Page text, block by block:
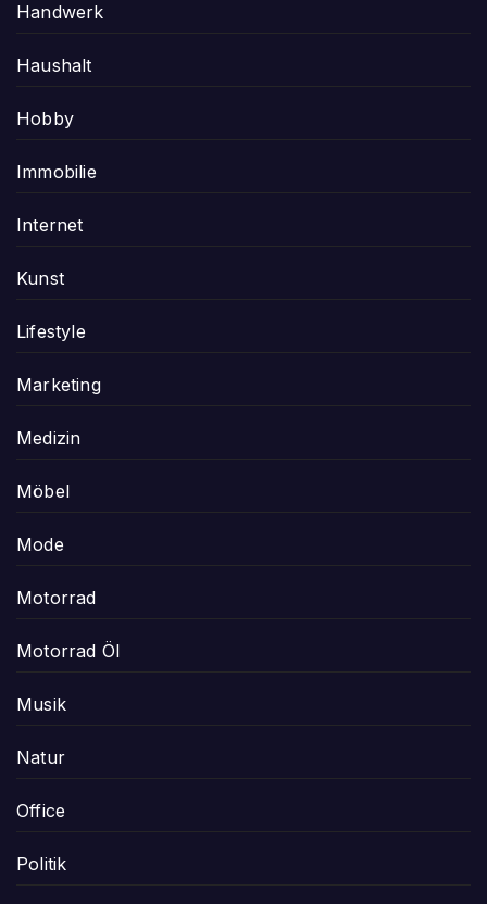
Handwerk
Haushalt
Hobby
Immobilie
Internet
Kunst
Lifestyle
Marketing
Medizin
Möbel
Mode
Motorrad
Motorrad Öl
Musik
Natur
Office
Politik